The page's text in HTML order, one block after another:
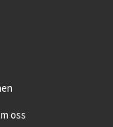
oss